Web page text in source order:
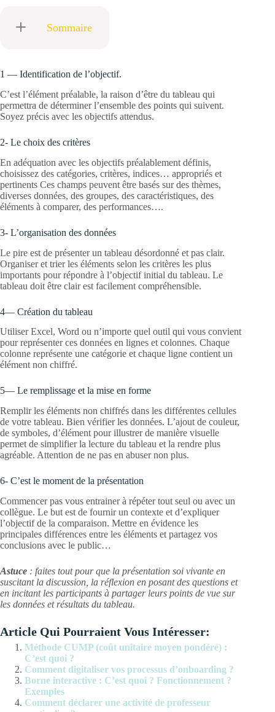
Sommaire
1 — Identification de l’objectif.
C’est l’élément préalable, la raison d’être du tableau qui
permettra de déterminer l’ensemble des points qui suivent.
Soyez précis avec les objectifs attendus.
2- Le choix des critères
En adéquation avec les objectifs préalablement définis,
choisissez des catégories, critères, indices… appropriés et
pertinents Ces champs peuvent être basés sur des thèmes,
diverses données, des groupes, des caractéristiques, des
éléments à comparer, des performances….
3- L’organisation des données
Le pire est de présenter un tableau désordonné et pas clair.
Organiser et trier les éléments selon les critères les plus
importants pour répondre à l’objectif initial du tableau. Le
tableau doit être clair est facilement compréhensible.
4— Création du tableau
Utiliser Excel, Word ou n’importe quel outil qui vous convient
pour représenter ces données en lignes et colonnes. Chaque
colonne représente une catégorie et chaque ligne contient un
élément non chiffré.
5— Le remplissage et la mise en forme
Remplir les éléments non chiffrés dans les différentes cellules
de votre tableau. Bien vérifier les données. L’ajout de couleur,
de symboles, d’élément pour illustrer de manière visuelle
permet de simplifier la lecture du tableau et la rendre plus
agréable. Attention de ne pas en abuser non plus.
6- C’est le moment de la présentation
Commencer pas vous entrainer à répéter tout seul ou avec un
collègue. Le but est de fournir un contexte et d’expliquer
l’objectif de la comparaison. Mettre en évidence les
principales différences entre les éléments et partagez vos
conclusions avec le public…
Astuce : faites tout pour que la présentation soi vivante en
suscitant la discussion, la réflexion en posant des questions et
en incitant les participants à partager leurs points de vue sur
les données et résultats du tableau.
Article Qui Pourraient Vous Intéresser:
Méthode CUMP (coût unitaire moyen pondéré) :
C’est quoi ?
Comment digitaliser vos processus d’onboarding ?
Borne interactive : C’est quoi ? Fonctionnement ?
Exemples
Comment déclarer une activité de professeur